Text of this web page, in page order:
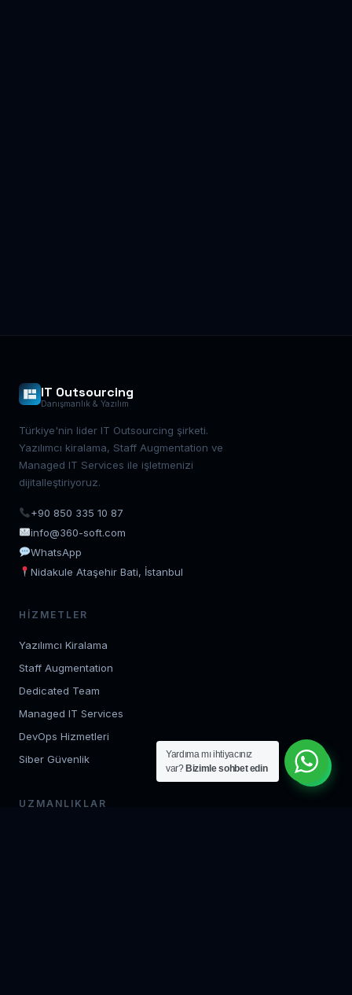
IT Outsourcing
Danışmanlık & Yazılım
Türkiye'nin lider IT Outsourcing şirketi.
Yazılımcı kiralama, Staff Augmentation ve
Managed IT Services ile işletmenizi
dijitalleştiriyoruz.
+90 850 335 10 87
info@360-soft.com
WhatsApp
Nidakule Ataşehir Bati, İstanbul
HIZMETLER
Yazılımcı Kiralama
Staff Augmentation
Dedicated Team
Managed IT Services
DevOps Hizmetleri
Siber Güvenlik
UZMANLIKLAR
Yardıma mı ihtiyacınız
var? Bizimle sohbet edin